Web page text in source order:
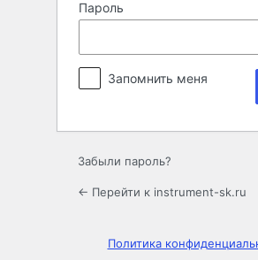
Пароль
Запомнить меня
Забыли пароль?
← Перейти к instrument-sk.ru
Политика